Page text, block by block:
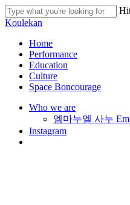
Skip
to
content
Close
Koulekan
search
Menu
Home
Performance
Education
Culture
Space Boncourage
Who we are
엠마누엘 사누
Instagram